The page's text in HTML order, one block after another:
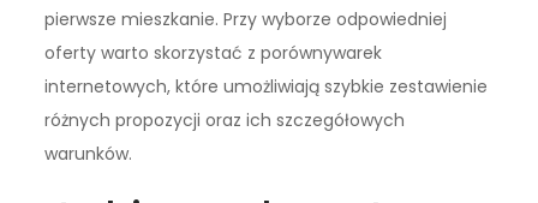
pierwsze mieszkanie. Przy wyborze odpowiedniej
oferty warto skorzystać z porównywarek
internetowych, które umożliwiają szybkie zestawienie
różnych propozycji oraz ich szczegółowych
warunków.